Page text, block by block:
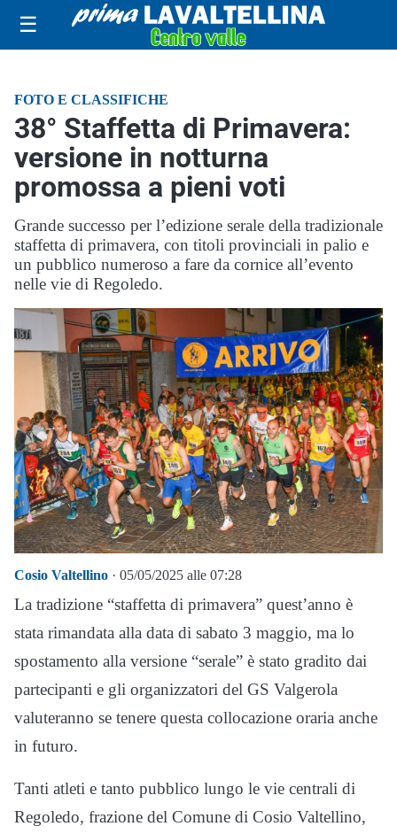
☰
FOTO E CLASSIFICHE
38° Staffetta di Primavera:
versione in notturna
promossa a pieni voti
Grande successo per l’edizione serale della tradizionale
staffetta di primavera, con titoli provinciali in palio e
un pubblico numeroso a fare da cornice all’evento
nelle vie di Regoledo.
Cosio Valtellino · 05/05/2025 alle 07:28
La tradizione “staffetta di primavera” quest’anno è
stata rimandata alla data di sabato 3 maggio, ma lo
spostamento alla versione “serale” è stato gradito dai
partecipanti e gli organizzatori del GS Valgerola
valuteranno se tenere questa collocazione oraria anche
in futuro.
Tanti atleti e tanto pubblico lungo le vie centrali di
Regoledo, frazione del Comune di Cosio Valtellino,